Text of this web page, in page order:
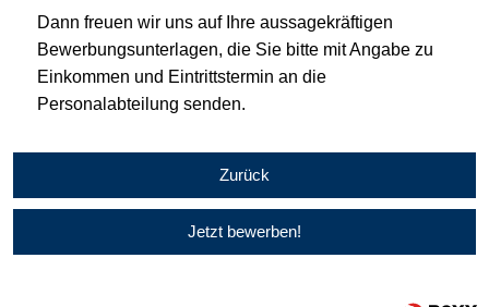
Dann freuen wir uns auf Ihre aussagekräftigen
Bewerbungsunterlagen, die Sie bitte mit Angabe zu
Einkommen und Eintrittstermin an die
Personalabteilung senden.
Zurück
Jetzt bewerben!